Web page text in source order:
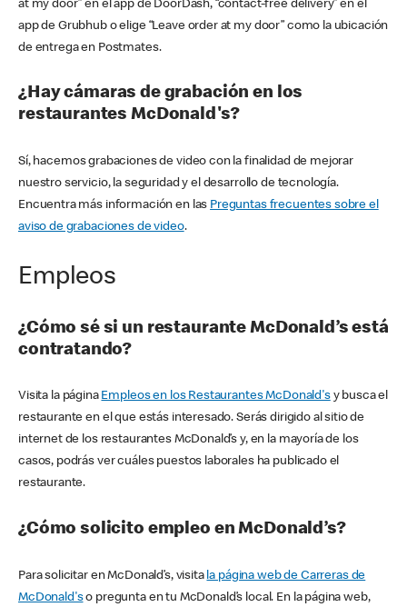
at my door” en el app de DoorDash, “contact-free delivery” en el
app de Grubhub o elige “Leave order at my door” como la ubicación
de entrega en Postmates.
¿Hay cámaras de grabación en los
restaurantes McDonald's?
Sí, hacemos grabaciones de video con la finalidad de mejorar
nuestro servicio, la seguridad y el desarrollo de tecnología.
Encuentra más información en las Preguntas frecuentes sobre el
aviso de grabaciones de video.
Empleos
¿Cómo sé si un restaurante McDonald’s está
contratando?
Visita la página Empleos en los Restaurantes McDonald'sy busca el
restaurante en el que estás interesado. Serás dirigido al sitio de
internet de los restaurantes McDonald’s y, en la mayoría de los
casos, podrás ver cuáles puestos laborales ha publicado el
restaurante.
¿Cómo solicito empleo en McDonald’s?
Para solicitar en McDonald’s, visita la página web de Carreras de
McDonald'so pregunta en tu McDonald’s local. En la página web,